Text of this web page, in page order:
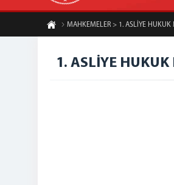
MAHKEMELER > 1. ASLİYE HUKUK
1. ASLİYE